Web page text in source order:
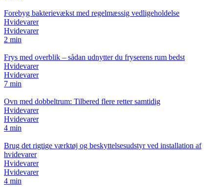
Forebyg bakterievækst med regelmæssig vedligeholdelse
Hvidevarer
Hvidevarer
2 min
Frys med overblik – sådan udnytter du fryserens rum bedst
Hvidevarer
Hvidevarer
7 min
Ovn med dobbeltrum: Tilbered flere retter samtidig
Hvidevarer
Hvidevarer
4 min
Brug det rigtige værktøj og beskyttelsesudstyr ved installation af
hvidevarer
Hvidevarer
Hvidevarer
4 min